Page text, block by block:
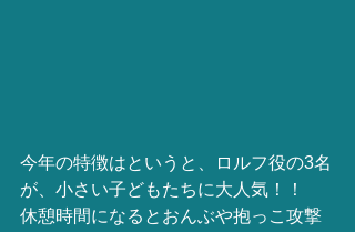
今年の特徴はというと、ロルフ役の3名
が、小さい子どもたちに大人気！！
休憩時間になるとおんぶや抱っこ攻撃